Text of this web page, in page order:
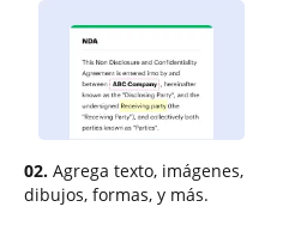
02. Agrega texto, imágenes,
dibujos, formas, y más.